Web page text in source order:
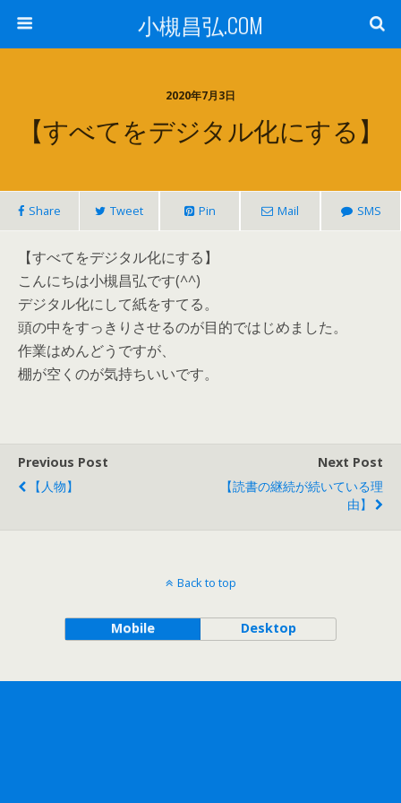
小槻昌弘.COM
2020年7月3日
【すべてをデジタル化にする】
Share Tweet Pin Mail SMS
【すべてをデジタル化にする】
こんにちは小槻昌弘です(^^)
デジタル化にして紙をすてる。
頭の中をすっきりさせるのが目的ではじめました。
作業はめんどうですが、
棚が空くのが気持ちいいです。
Previous Post
【人物】
Next Post
【読書の継続が続いている理
由】
Back to top
Mobile Desktop